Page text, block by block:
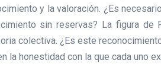
y la valoración. ¿Es
sin reservas? La figura
colectiva. ¿Es este
la honestidad con la que cada uno